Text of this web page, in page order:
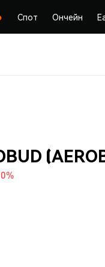
Спот Ончейн